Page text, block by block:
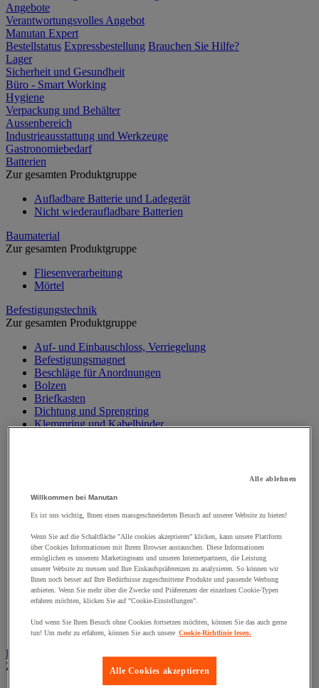
Angebote
Verantwortungsvolles Angebot
Manutan Expert
Bestellstatus Expressbestellung Brauchen Sie Hilfe?
Lager
Sicherheit und Gesundheit
Büro - Smart Working
Hygiene
Verpackung und Behälter
Aussenbereich
Industrieausstattung und Werkzeuge
Gastronomiebedarf
Batterien
Zur gesamten Produktgruppe
Aufladbare Batterie und Ladegerät
Nicht wiederaufladbare Batterien
Baumaterial
Zur gesamten Produktgruppe
Fliesenverarbeitung
Mörtel
Befestigungstechnik
Zur gesamten Produktgruppe
Auf- und Einbauschloss, Verriegelung
Befestigungsmagnet
Beschläge für Anordnungen
Bolzen
Briefkasten
Dichtung und Sprengring
Klemmring und Kabelbinder
Schließknopf und abschließbarer Griff
Schraube
Spitzen, Nägel und Heftklammern
Stifte und Dübel
Tür-, Fenster- und Möbelgriff
Türbänder und-Türangeln
Unterlegscheiben
Verbindungsstück, Einlage, Feder und Gewindeeinsatz
Zubehör für Türen, Fenster und Tore
Beleuchtung
Zur gesamten Produktgruppe
Alle ablehnen
Willkommen bei Manutan
Es ist uns wichtig, Ihnen einen massgeschneiderten Besuch auf unserer Website zu bieten!
Wenn Sie auf die Schaltfläche "Alle cookies akzeptieren" klicken, kann unsere Plattform
über Cookies Informationen mit Ihrem Browser austauschen. Diese Informationen
ermöglichen es unserem Marketingteam und unseren Internetpartnern, die Leistung
unserer Website zu messen und Ihre Einkaufspräferenzen zu analysieren. So können wir
Ihnen noch besser auf Ihre Bedürfnisse zugeschnittene Produkte und passende Werbung
anbieten. Wenn Sie mehr über die Zwecke und Präferenzen der einzelnen Cookie-Typen
erfahren möchten, klicken Sie auf "Cookie-Einstellungen".
Und wenn Sie Ihren Besuch ohne Cookies fortsetzen möchten, können Sie das auch gerne
tun! Um mehr zu erfahren, können Sie auch unsere Cookie-Richtlinie lesen.
Alle Cookies akzeptieren